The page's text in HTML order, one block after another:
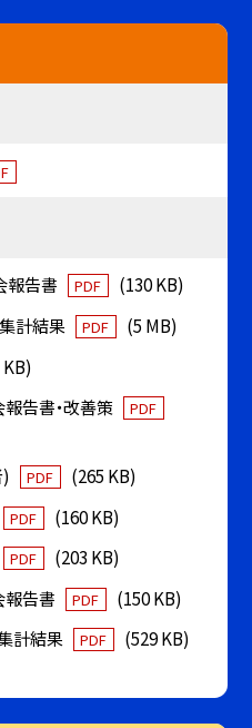
報告書 PDF
(130 KB)
計結果
PDF
(5 MB)
告書・改善策
PDF
PDF
(265 KB)
PDF
(160 KB)
PDF
(203 KB)
報告書
PDF
(150 KB)
計結果
PDF (529 KB)